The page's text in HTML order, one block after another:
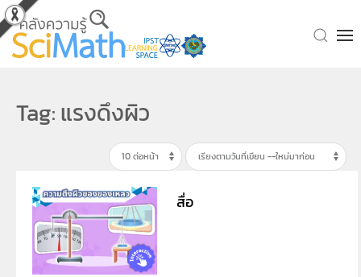
Skip to main content
Tag: แรงดึงผิว
สื่อ